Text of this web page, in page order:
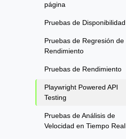
página
Pruebas de Disponibilidad
Pruebas de Regresión de
Rendimiento
Pruebas de Rendimiento
Playwright Powered API
Testing
Pruebas de Análisis de
Velocidad en Tiempo Real